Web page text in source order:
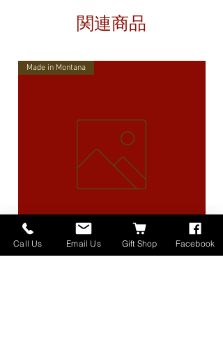
関連商品
Made in Montana
Call Us Email Us Gift Shop Facebook